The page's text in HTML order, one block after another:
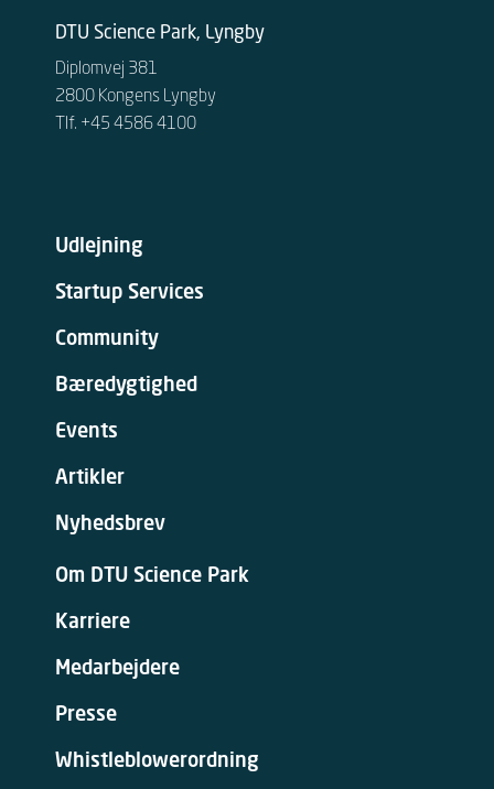
DTU Science Park, Lyngby
Diplomvej 381
2800 Kongens Lyngby
Tlf. +45 4586 4100
Udlejning
Startup Services
Community
Bæredygtighed
Events
Artikler
Nyhedsbrev
Om DTU Science Park
Karriere
Medarbejdere
Presse
Whistleblowerordning